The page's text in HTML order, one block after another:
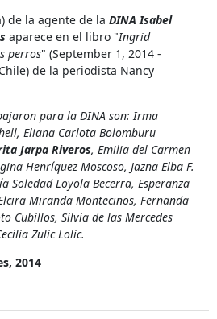
de la agente de la DINA Isabel
aparece en el libro "Ingrid
perros" (September 1, 2014 -
de la periodista Nancy
para la DINA son: Irma
Eliana Carlota Bolomburu
Jarpa Riveros, Emilia del Carmen
Henríquez Moscoso, Jazna Elba F.
Soledad Loyola Becerra, Esperanza
Miranda Montecinos, Fernanda
Cubillos, Silvia de las Mercedes
Zulic Lolic.
2014